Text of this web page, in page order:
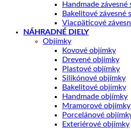
Handmade závesné
Bakelitové závesné
Viacpäticové
NÁHRADNÉ DIELY
Objímky
Kovové objímky
Drevené objímky
Plastové objímky
Silikónové objímky
Bakelitové objímky
Handmade objímky
Mramorové objímky
Porcelánové
Exteriérové objímky